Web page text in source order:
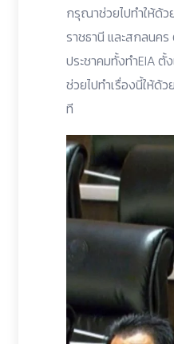
กรุณาช่วยไปทำให้ด้ว
ราชธานี และสกลนค
ประชาคมทั้งทำEIA
ช่วยไปทำเรื่องนี้ให้ด้
ที